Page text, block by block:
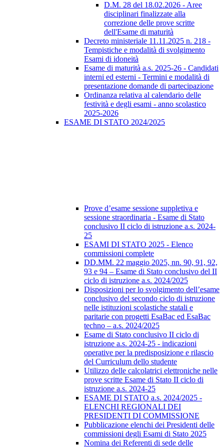
D.M. 28 del 18.02.2026 - Aree
disciplinari finalizzate alla
correzione delle prove scritte
dell'Esame di maturità
Decreto ministeriale 11.11.2025 n. 218 -
Tempistiche e modalità di svolgimento
Esami di idoneità
Esame di maturità a.s. 2025-26 - Candidati
interni ed esterni - Termini e modalità di
presentazione domande di partecipazione
Ordinanza relativa al calendario delle
festività e degli esami - anno scolastico
2025-2026
ESAME DI STATO 2024/2025
Prove d’esame sessione suppletiva e
sessione straordinaria - Esame di Stato
conclusivo II ciclo di istruzione a.s. 2024-
25
ESAMI DI STATO 2025 - Elenco
commissioni complete
DD.MM. 22 maggio 2025, nn. 90, 91, 92,
93 e 94 – Esame di Stato conclusivo del II
ciclo di istruzione a.s. 2024/2025
Disposizioni per lo svolgimento dell’esame
conclusivo del secondo ciclo di istruzione
nelle istituzioni scolastiche statali e
paritarie con progetti EsaBac ed EsaBac
techno – a.s. 2024/2025
Esame di Stato conclusivo II ciclo di
istruzione a.s. 2024-25 - indicazioni
operative per la predisposizione e rilascio
del Curriculum dello studente
Utilizzo delle calcolatrici elettroniche nelle
prove scritte Esame di Stato II ciclo di
istruzione a.s. 2024-25
ESAME DI STATO a.s. 2024/2025 -
ELENCHI REGIONALI DEI
PRESIDENTI DI COMMISSIONE
Pubblicazione elenchi dei Presidenti delle
commissioni degli Esami di Stato 2025
Nomina dei Referenti di sede delle